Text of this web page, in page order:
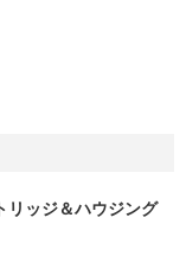
リッジ＆ハウジング